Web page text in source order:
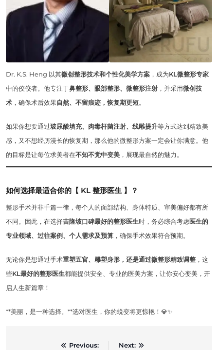
Dr. K.S. Heng 以其微创整形技术和个性化美学方案 ，成为KL微整形专家
中的佼佼者。他专注于鼻整形、眼部整形、微整形注射 ，并采用微创技
术 ，确保术后效果自然、不留痕迹，恢复期更短。
如果你想要通过玻尿酸填充、肉毒杆菌注射、线雕提升等方式达到精致美
感，又不想经历漫长的恢复期，那么他的微整形方案一定会让你满意。他
的目标是让每位求美者在不知不觉中变美 ，展现最自然的魅力。
如何选择最适合你的【 KL 整形医生 】？
整形手术并非千篇一律，每个人的面部结构、身体特质、审美偏好都有所
不同。因此，在选择吉隆坡口碑最好的整形医生时，务必综合考虑医生的
专业领域、过往案例、个人需求及预算 ，确保手术效果符合预期。
无论你是想通过手术重塑五官、雕塑身形，还是通过微整形精致调整 ，这
些KL最好的整形医生都能提供安全、专业的医美方案，让你安心变美，开
启人生新篇章！
**美丽，是一种选择。**选对医生，你的蜕变将更惊艳！💎✨
Previous: Next: